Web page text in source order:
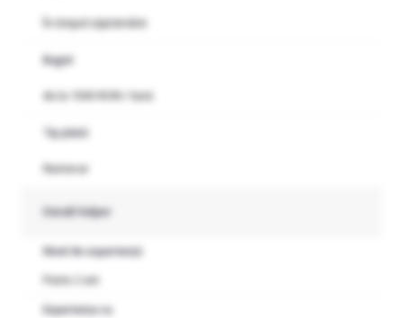
În timpul săptămânii
Buget
de la 1500 RON / lună
Tip plată
Numerar
Detalii helper
Nivel de experiență
Peste 2 ani
Experiența cu